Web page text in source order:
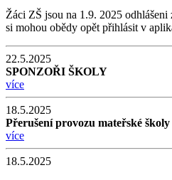
Žáci ZŠ jsou na 1.9. 2025
si mohou obědy opět přihlásit v
22.5.2025
SPONZOŘI ŠKOLY
více
18.5.2025
Přerušení provozu mateřské školy
více
18.5.2025